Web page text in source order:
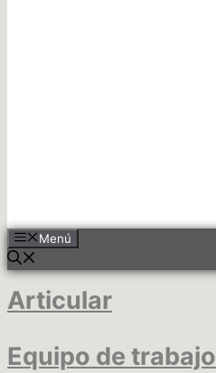
Menú
Articular
Equipo de trabajo